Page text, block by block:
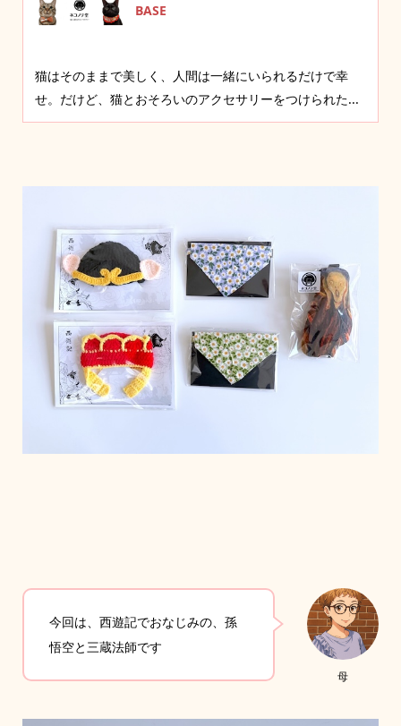
BASE
猫はそのままで美しく、人間は一緒にいられるだけで幸
せ。だけど、猫とおそろいのアクセサリーをつけられた...
母
今回は、西遊記でおなじみの、孫
悟空と三蔵法師です